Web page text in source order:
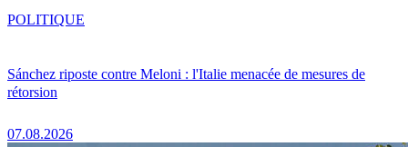
Sánchez riposte contre Meloni : l'Italie menacée de mesures de
rétorsion
07.08.2026
POLITIQUE